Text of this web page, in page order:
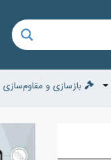
بازسازی و مقاوم‌سازی